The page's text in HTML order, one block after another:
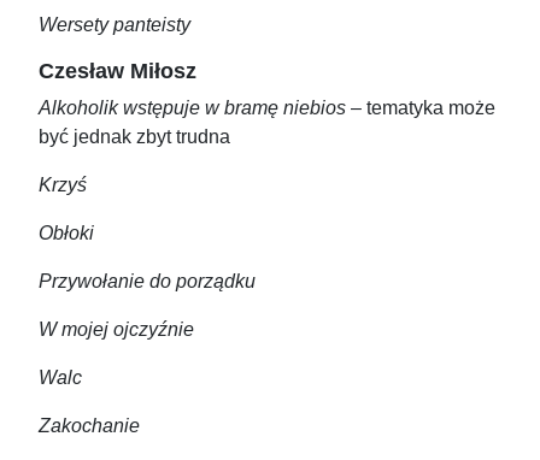
Wersety panteisty
Czesław Miłosz
Alkoholik wstępuje w bramę niebios – tematyka może
być jednak zbyt trudna
Krzyś
Obłoki
Przywołanie do porządku
W mojej ojczyźnie
Walc
Zakochanie